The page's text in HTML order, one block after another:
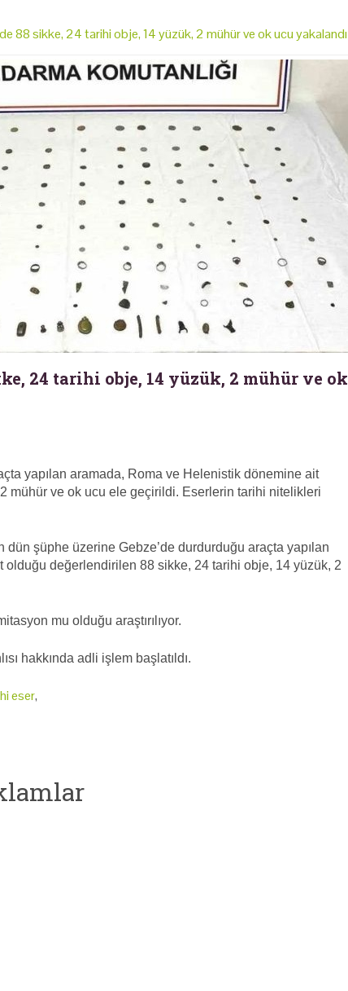
88 sikke, 24 tarihi obje, 14 yüzük, 2 mühür ve ok ucu yakalandı
24 tarihi obje, 14 yüzük, 2 mühür ve ok
yapılan aramada, Roma ve Helenistik dönemine ait
mühür ve ok ucu ele geçirildi. Eserlerin tarihi nitelikleri
dün şüphe üzerine Gebze’de durdurduğu araçta yapılan
değerlendirilen 88 sikke, 24 tarihi obje, 14 yüzük, 2
mu olduğu araştırılıyor.
hakkında adli işlem başlatıldı.
eser,